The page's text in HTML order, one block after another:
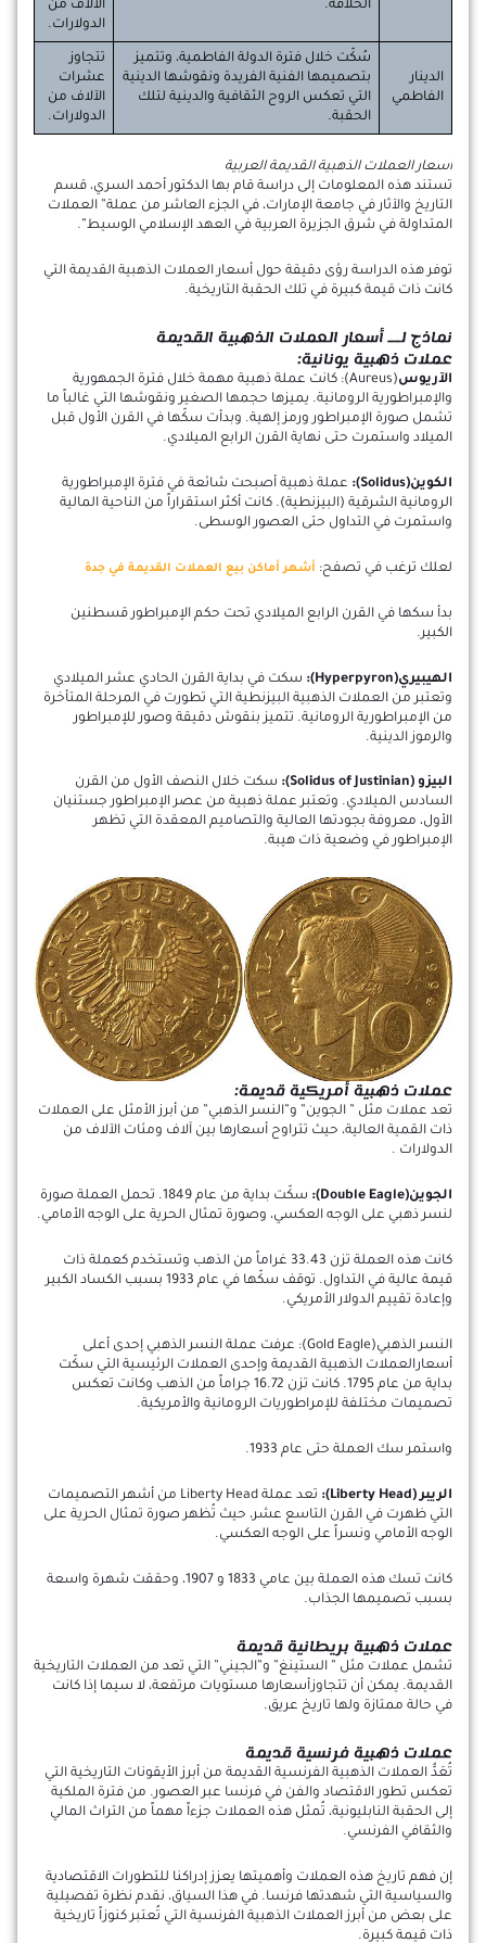
الخلافة.
الآلاف من
الدولارات.
الدينار
الفاطمي
سُكّت خلال فترة الدولة الفاطمية، وتتميز
بتصميمها الفنية الفريدة ونقوشها الدينية
التي تعكس الروح الثقافية والدينية لتلك
الحقبة.
تتجاوز
عشرات
الآلاف من
الدولارات.
أسعار العملات الذهبية القديمة العربية
تستند هذه المعلومات إلى دراسة قام بها الدكتور أحمد السري، قسم
التاريخ والآثار في جامعة الإمارات، في الجزء العاشر من عملة” العملات
المتداولة في شرق الجزيرة العربية في العهد الإسلامي الوسيط”.
توفر هذه الدراسة رؤى دقيقة حول أسعار العملات الذهبية القديمة التي
كانت ذات قيمة كبيرة في تلك الحقبة التاريخية.
نماذج لــ أسعار العملات الذهبية القديمة
عملات ذهبية يونانية:
الآريوس
(Aureus): كانت عملة ذهبية مهمة خلال فترة الجمهورية
والإمبراطورية الرومانية. يميزها حجمها الصغير ونقوشها التي غالباً ما
تشمل صورة الإمبراطور ورمز إلهية. وبدأت سكّها في القرن الأول قبل
الميلاد واستمرت حتى نهاية القرن الرابع الميلادي.
الكوين(Solidus):
عملة ذهبية أصبحت شائعة في فترة الإمبراطورية
الرومانية الشرقية (البيزنطية). كانت أكثر استقراراً من الناحية المالية
واستمرت في التداول حتى العصور الوسطى.
لعلك ترغب في تصفح: أشهر أماكن بيع العملات القديمة في جدة
بدأ سكها في القرن الرابع الميلادي تحت حكم الإمبراطور قسطنين
الكبير.
الهيبيري(Hyperpyron):
سكت في بداية القرن الحادي عشر الميلادي
وتعتبر من العملات الذهبية البيزنطية التي تطورت في المرحلة المتأخرة
من الإمبراطورية الرومانية. تتميز بنقوش دقيقة وصور للإمبراطور
والرموز الدينية.
البيزو (Solidus of Justinian):
سكت خلال النصف الأول من القرن
السادس الميلادي. وتعتبر عملة ذهبية من عصر الإمبراطور جستنيان
الأول، معروفة بجودتها العالية والتصاميم المعقدة التي تظهر
الإمبراطور في وضعية ذات هيبة.
عملات ذهبية أمريكية قديمة:
تعد عملات مثل ” الجوين” و”النسر الذهبي” من أبرز الأمثل على العملات
ذات القمية العالية، حيث تتراوح أسعارها بين آلاف ومئات الآلاف من
الدولارات .
الجوين(Double Eagle):
سكّت بداية من عام 1849. تحمل العملة صورة
لنسر ذهبي على الوجه العكسي، وصورة تمثال الحرية على الوجه الأمامي.
كانت هذه العملة تزن 33.43 غراماً من الذهب وتستخدم كعملة ذات
قيمة عالية في التداول. توقف سكّها في عام 1933 بسبب الكساد الكبير
وإعادة تقييم الدولار الأمريكي.
النسر الذهبي(Gold Eagle): عرفت عملة النسر الذهبي إحدى أعلى
أسعارالعملات الذهبية القديمة وإحدى العملات الرئيسية التي سكّت
بداية من عام 1795. كانت تزن 16.72 جراماً من الذهب وكانت تعكس
تصميمات مختلفة للإمراطوريات الرومانية والأمريكية.
واستمر سك العملة حتى عام 1933.
الريبر (Liberty Head):
تعد عملة Liberty Head من أشهر التصميمات
التي ظهرت في القرن التاسع عشر، حيث تُظهر صورة تمثال الحرية على
الوجه الأمامي ونسراً على الوجه العكسي.
كانت تسك هذه العملة بين عامي 1833 و 1907، وحققت شهرة واسعة
بسبب تصميمها الجذاب.
عملات ذهبية بريطانية قديمة
تشمل عملات مثل ” الستينغ” و”الجيني” التي تعد من العملات التاريخية
القديمة. يمكن أن تتجاوزأسعارها مستويات مرتفعة، لا سيما إذا كانت
في حالة ممتازة ولها تاريخ عريق.
عملات ذهبية فرنسية قديمة
تُعَدُّ العملات الذهبية الفرنسية القديمة من أبرز الأيقونات التاريخية التي
تعكس تطور الاقتصاد والفن في فرنسا عبر العصور. من فترة الملكية
إلى الحقبة النابليونية، تُمثل هذه العملات جزءاً مهماً من التراث المالي
والثقافي الفرنسي.
إن فهم تاريخ هذه العملات وأهميتها يعزز إدراكنا للتطورات الاقتصادية
والسياسية التي شهدتها فرنسا. في هذا السياق، نقدم نظرة تفصيلية
على بعض من أبرز العملات الذهبية الفرنسية التي تُعتبر كنوزاً تاريخية
ذات قيمة كبيرة.